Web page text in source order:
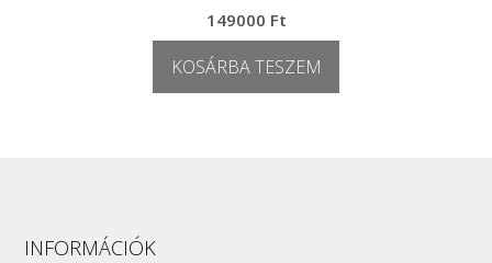
149000 Ft
KOSÁRBA TESZEM
INFORMÁCIÓK